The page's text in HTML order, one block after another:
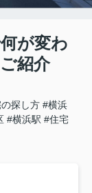
が変わ
紹介
探し方 #横浜
#横浜駅 #住宅